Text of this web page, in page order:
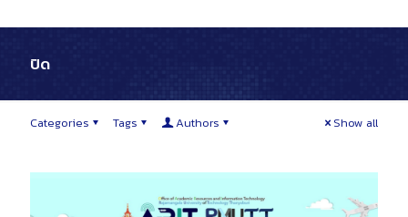
ปิด
Categories Tags Authors Show all